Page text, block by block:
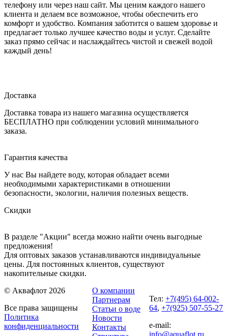
телефону или через наш сайт. Мы ценим каждого нашего
клиента и делаем все возможное, чтобы обеспечить его
комфорт и удобство. Компания заботится о вашем здоровье и
предлагает только лучшее качество воды и услуг. Сделайте
заказ прямо сейчас и наслаждайтесь чистой и свежей водой
каждый день!
Доставка
Доставка товара из нашего магазина осуществляется
БЕСПЛАТНО при соблюдении условий минимального
заказа.
Гарантия качества
У нас Вы найдете воду, которая обладает всеми
необходимыми характеристиками в отношении
безопасности, экологии, наличия полезных веществ.
Скидки
В разделе "Акции" всегда можно найти очень выгодные
предложения!
Для оптовых заказов устанавливаются индивидуальные
цены. Для постоянных клиентов, существуют
накопительные скидки.
© Аквафлот 2026
Все права защищены
Политика
конфиденциальности
О компании
Партнерам
Статьи о воде
Новости
Контакты
Тел:+7(495) 64-002-
64,+7(925) 507-55-27
e-mail: